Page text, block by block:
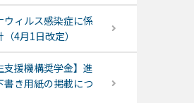
ウィルス感染症に係
4月1日改定）
支援機構奨学金】進
書き用紙の掲載につ